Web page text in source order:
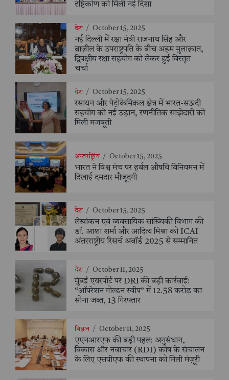
दृष्टिकोण को मिली नई दिशा
देश / October 15, 2025
नई दिल्ली में रक्षा मंत्री राजनाथ सिंह और
ब्राज़ील के उपराष्ट्रपति के बीच अहम मुलाक़ात,
द्विपक्षीय रक्षा सहयोग को लेकर हुई विस्तृत
चर्चा
देश / October 15, 2025
रसायन और पेट्रोकेमिकल क्षेत्र में भारत-सऊदी
सहयोग को नई उड़ान, रणनीतिक साझेदारी को
मिली मजबूती
अन्तर्राष्ट्रीय / October 15, 2025
भारत ने विश्व मंच पर हर्बल औषधि विनियमन में
दिखाई दमदार मौजूदगी
देश / October 15, 2025
लेखांकन एवं व्यवसायिक सांख्यिकी विभाग की
डॉ. आशा शर्मा और आदित्य मिश्रा को ICAI
अंतरराष्ट्रीय रिसर्च अवॉर्ड 2025 से सम्मानित
देश / October 11, 2025
मुंबई एयरपोर्ट पर DRI की बड़ी कार्रवाई:
“ऑपरेशन गोल्डन स्वीप” में 12.58 करोड़ का
सोना जब्त, 13 गिरफ्तार
विज्ञान / October 11, 2025
एएनआरएफ की बड़ी पहल: अनुसंधान,
विकास और नवाचार (RDI) कोष के संचालन
के लिए एसपीएफ की स्थापना को मिली मंज़ूरी